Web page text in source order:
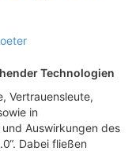
Technologien
Vertrauensleute,
in
Auswirkungen des
Dabei fließen